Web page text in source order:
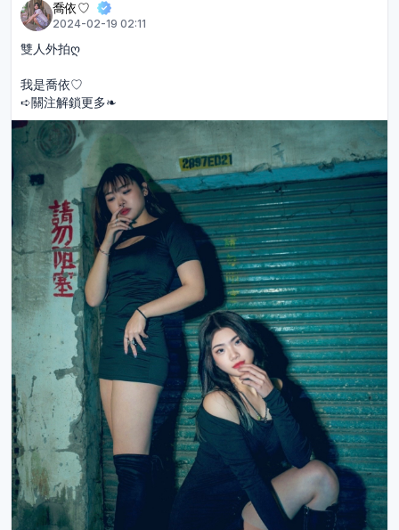
喬依♡︎
2024-02-19 02:11
雙人外拍ღ
我是喬依♡︎
➪關注解鎖更多❧